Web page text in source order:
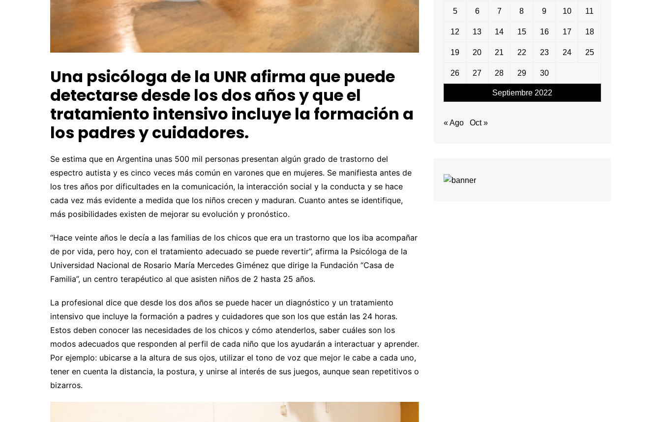
Una psicóloga de la UNR afirma que puede
detectarse desde los dos años y que el
tratamiento intensivo incluye la formación a
los padres y cuidadores.
Se estima que en Argentina unas 500 mil personas presentan algún grado de trastorno del
espectro autista y es cinco veces más común en varones que en mujeres. Se manifiesta antes de
los tres años por dificultades en la comunicación, la interacción social y la conducta y se hace
cada vez más evidente a medida que los niños crecen y maduran. Cuanto antes se identifique,
más posibilidades existen de mejorar su evolución y pronóstico.
“Hace veinte años le decía a las familias de los chicos que era un trastorno que los iba acompañar
de por vida, pero hoy, con el tratamiento adecuado se puede revertir”, afirma la Psicóloga de la
Universidad Nacional de Rosario María Mercedes Giménez que dirige la Fundación “Casa de
Familia”, un centro terapéutico al que asisten niños de 2 hasta 25 años.
La profesional dice que desde los dos años se puede hacer un diagnóstico y un tratamiento
intensivo que incluye la formación a padres y cuidadores que son los que están las 24 horas.
Estos deben conocer las necesidades de los chicos y cómo atenderlos, saber cuáles son los
modos adecuados que responden al perfil de cada niño que los ayudarán a interactuar y aprender.
Por ejemplo: ubicarse a la altura de sus ojos, utilizar el tono de voz que mejor le cabe a cada uno,
tener en cuenta la distancia, la postura, y unirse al interés de sus juegos, aunque sean repetitivos o
bizarros.
Septiembre 2022
5 6 7 8 9 10 11
12 13 14 15 16 17 18
19 20 21 22 23 24 25
26 27 28 29 30
« Ago Oct »